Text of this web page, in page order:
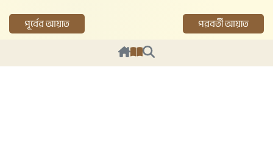
পূর্বের আয়াত পরবর্তী আয়াত